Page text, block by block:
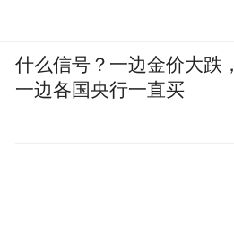
什么信号？一边金价大跌，
一边各国央行一直买